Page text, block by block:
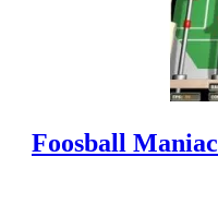
بازی زیبای فوتبال دستی Foosball Maniac